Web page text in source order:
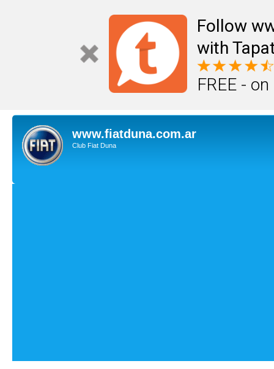
Follow
with
FREE -
www.fiatduna.com.ar
Club Fiat Duna